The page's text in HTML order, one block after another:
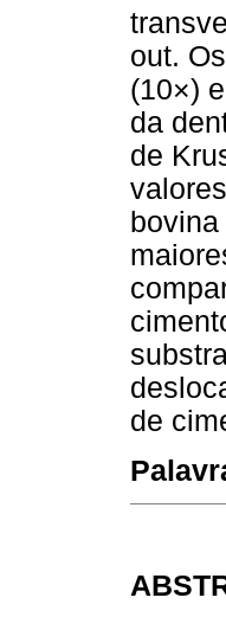
out.
(10×)
da
de
de